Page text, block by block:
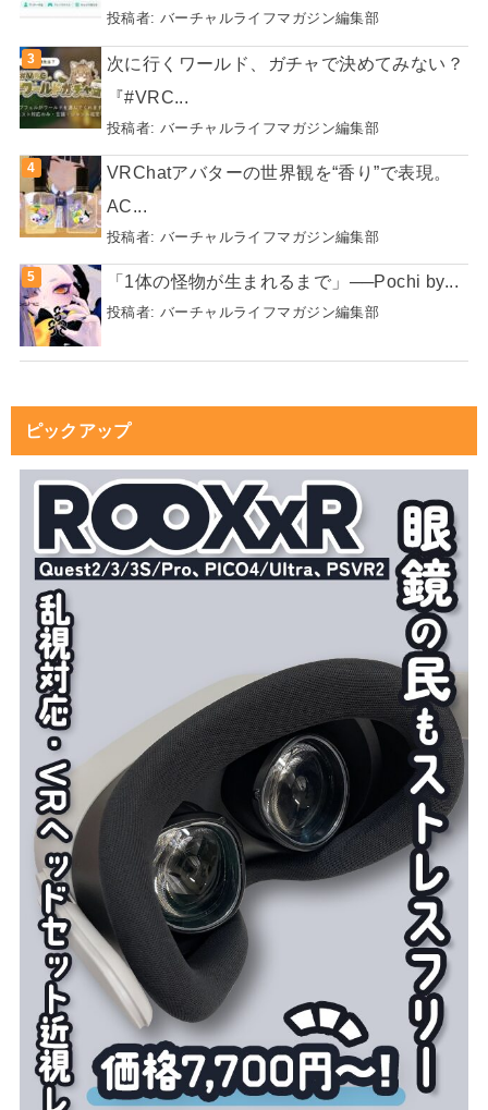
投稿者: バーチャルライフマガジン編集部
次に行くワールド、ガチャで決めてみない？
『#VRC...
投稿者: バーチャルライフマガジン編集部
VRChatアバターの世界観を“香り”で表現。
AC...
投稿者: バーチャルライフマガジン編集部
「1体の怪物が生まれるまで」──Pochi by...
投稿者: バーチャルライフマガジン編集部
ピックアップ